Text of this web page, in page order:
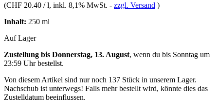
(CHF 20.40 / l, inkl. 8,1% MwSt. - zzgl. Versand )
Inhalt: 250 ml
Auf Lager
Zustellung bis Donnerstag, 13. August, wenn du bis Sonntag um
23:59 Uhrbestellst.
Von diesem Artikel sind nur noch 137 Stück in unserem Lager.
Nachschub ist unterwegs! Falls mehr bestellt wird, könnte dies das
Zustelldatum beeinflussen.